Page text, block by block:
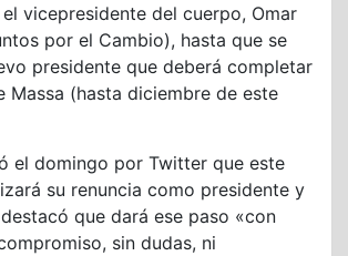
vicepresidente del cuerpo, Omar
por el Cambio), hasta que se
presidente que deberá completar
Massa (hasta diciembre de este
el domingo por Twitter que este
su renuncia como presidente y
que dará ese paso «con
sin dudas, ni